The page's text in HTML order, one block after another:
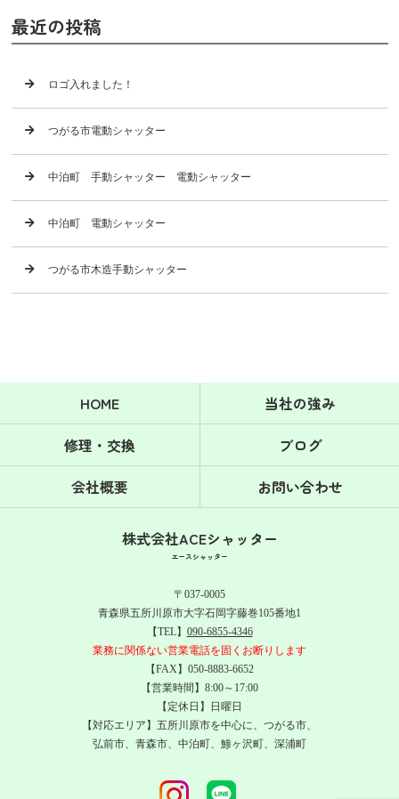
最近の投稿
ロゴ入れました！
つがる市電動シャッター
中泊町 手動シャッター 電動シャッター
中泊町 電動シャッター
つがる市木造手動シャッター
HOME
当社の強み
修理・交換
ブログ
会社概要
お問い合わせ
株式会社ACEシャッター
エースシャッター
〒037-0005
青森県五所川原市大字石岡字藤巻105番地1
【TEL】 090-6855-4346
業務に関係ない営業電話を固くお断りします
【FAX】050-8883-6652
【営業時間】8:00～17:00
【定休日】日曜日
【対応エリア】五所川原市を中心に、つがる市、
弘前市、青森市、中泊町、鯵ヶ沢町、深浦町